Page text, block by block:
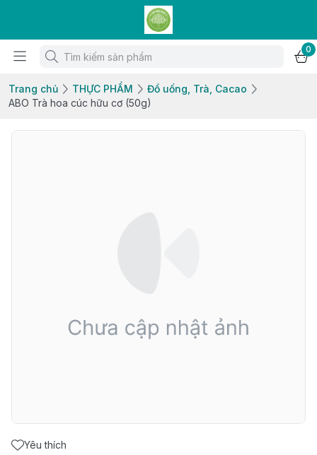
0
Trang chủ THỰC PHẨM
Đồ uống, Trà, Cacao
ABO Trà hoa cúc hữu cơ (50g)
Yêu thích